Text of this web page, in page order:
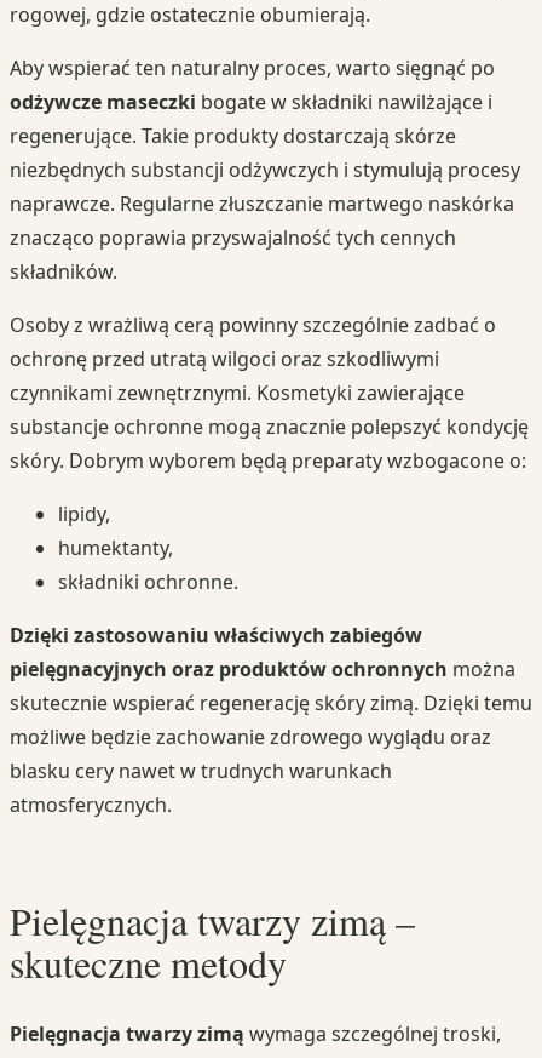
rogowej, gdzie ostatecznie obumierają.
Aby wspierać ten naturalny proces, warto sięgnąć po
odżywcze maseczki bogate w składniki nawilżające i
regenerujące. Takie produkty dostarczają skórze
niezbędnych substancji odżywczych i stymulują procesy
naprawcze. Regularne złuszczanie martwego naskórka
znacząco poprawia przyswajalność tych cennych
składników.
Osoby z wrażliwą cerą powinny szczególnie zadbać o
ochronę przed utratą wilgoci oraz szkodliwymi
czynnikami zewnętrznymi. Kosmetyki zawierające
substancje ochronne mogą znacznie polepszyć kondycję
skóry. Dobrym wyborem będą preparaty wzbogacone o:
lipidy,
humektanty,
składniki ochronne.
Dzięki zastosowaniu właściwych zabiegów
pielęgnacyjnych oraz produktów ochronnych można
skutecznie wspierać regenerację skóry zimą. Dzięki temu
możliwe będzie zachowanie zdrowego wyglądu oraz
blasku cery nawet w trudnych warunkach
atmosferycznych.
Pielęgnacja twarzy zimą –
skuteczne metody
Pielęgnacja twarzy zimą wymaga szczególnej troski,